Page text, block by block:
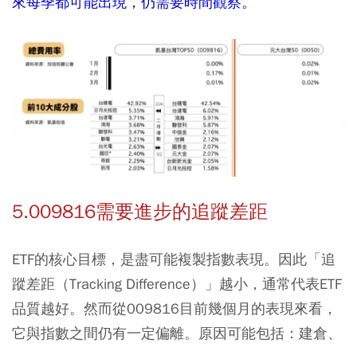
5.009816需要進步的追蹤差距
ETF的核心目標，是盡可能複製指數表現。因此「追
蹤差距（Tracking Difference）」越小，通常代表ETF
品質越好。然而從009816目前幾個月的表現來看，
它與指數之間仍有一定偏離。原因可能包括：建倉、